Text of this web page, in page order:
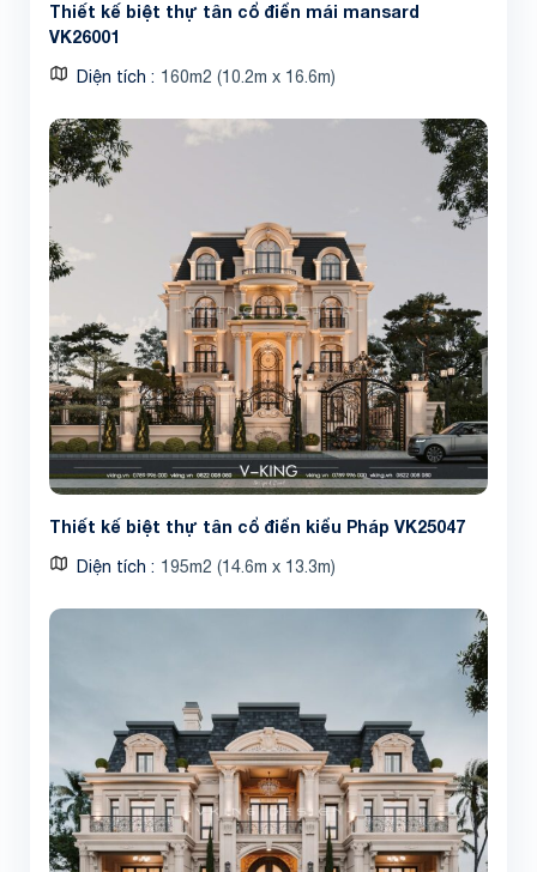
Thiết kế biệt thự tân cổ điển mái mansard
VK26001
Diện tích 160m2 (10.2m x 16.6m)
Thiết kế biệt thự tân cổ điển kiểu Pháp VK25047
Diện tích 195m2 (14.6m x 13.3m)